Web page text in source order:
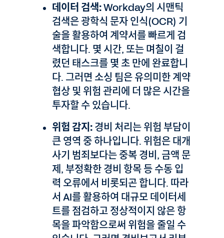
데이터 검색:Workday의 시맨틱
검색은 광학식 문자 인식(OCR) 기
술을 활용하여 계약서를 빠르게 검
색합니다. 몇 시간, 또는 며칠이 걸
렸던 태스크를 몇 초 만에 완료합니
다. 그러면 소싱 팀은 유의미한 계약
협상 및 위험 관리에 더 많은 시간을
투자할 수 있습니다.
위험 감지:경비 처리는 위험 부담이
큰 영역 중 하나입니다. 위험은 대개
사기 범죄보다는 중복 경비, 금액 문
제, 부정확한 경비 항목 등 수동 입
력 오류에서 비롯되곤 합니다. 따라
서 AI를 활용하여 대규모 데이터세
트를 점검하고 정상적이지 않은 항
목을 파악함으로써 위험을 줄일 수